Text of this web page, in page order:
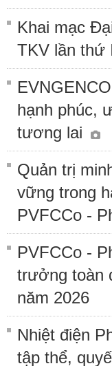
Khai mạc
TKV lần thứ
hạnh phúc,
tương lai
Quản trị
vững trong
PVFCCo -
PVFCCo -
trưởng toàn
năm 2026
Nhiệt điện
tập thể,